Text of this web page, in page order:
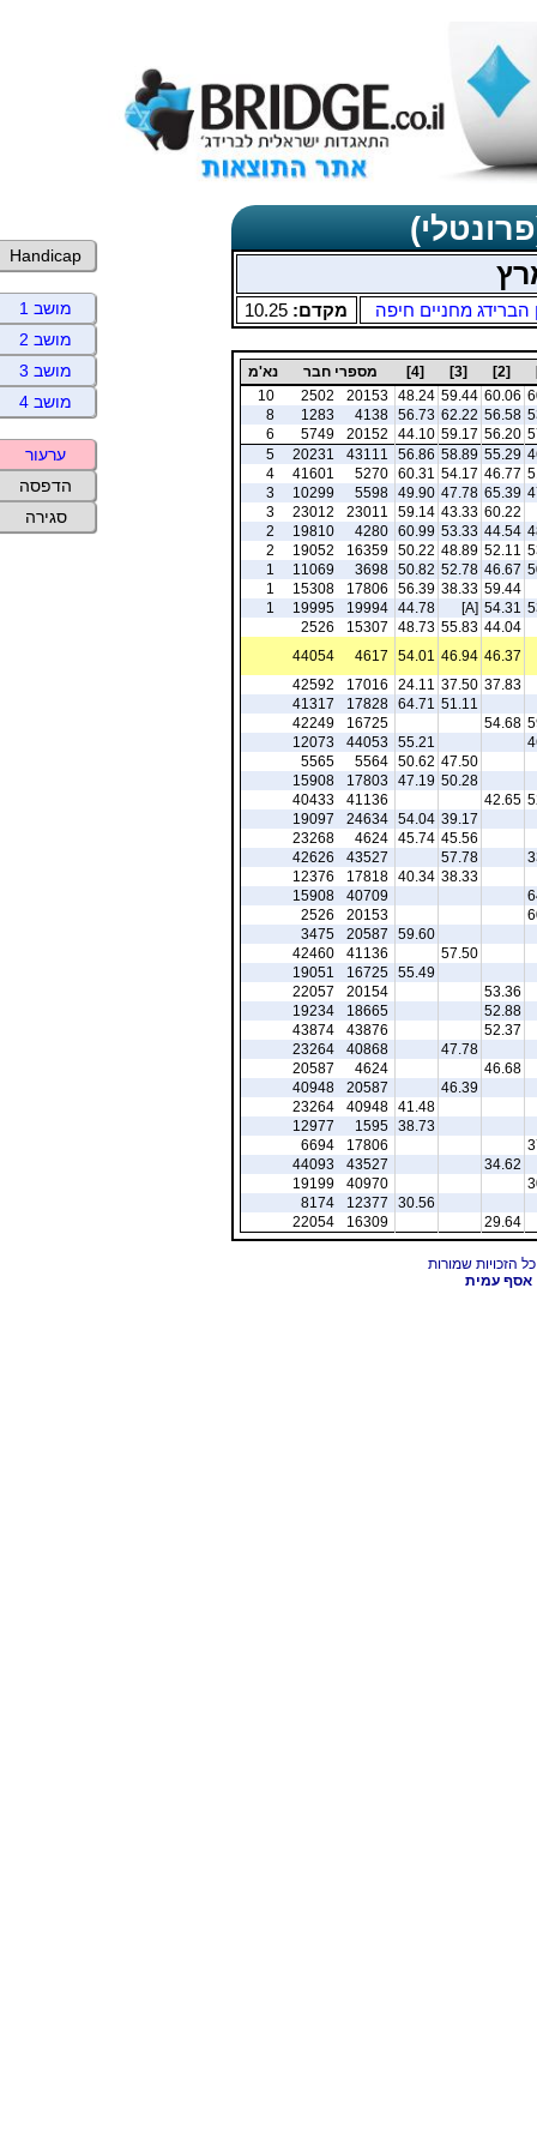
הברידג מחניים חיפה מקדם: 10.25
[2]
[3]
[4] מספרי חבר
נא'מ
60.06
59.44
48.24
20153
2502
10
56.58
62.22
56.73
4138
1283
8
56.20
59.17
44.10
20152
5749
6
55.29
58.89
56.86
43111
20231
5
46.77
54.17
60.31
5270
41601
4
65.39
47.78
49.90
5598
10299
3
60.22
43.33
59.14
23011
23012
3
44.54
53.33
60.99
4280
19810
2
52.11
48.89
50.22
16359
19052
2
46.67
52.78
50.82
3698
11069
1
59.44
38.33
56.39
17806
15308
1
54.31
[A]
44.78
19994
19995
1
44.04
55.83
48.73
15307
2526
46.37
46.94
54.01
4617
44054
37.83
37.50
24.11
17016
42592
51.11
64.71
17828
41317
54.68
16725
42249
55.21
44053
12073
47.50
50.62
5564
5565
50.28
47.19
17803
15908
42.65
41136
40433
39.17
54.04
24634
19097
45.56
45.74
4624
23268
57.78
43527
42626
38.33
40.34
17818
12376
40709
15908
20153
2526
59.60
20587
3475
57.50
41136
42460
55.49
16725
19051
53.36
20154
22057
52.88
18665
19234
52.37
43876
43874
47.78
40868
23264
46.68
4624
20587
46.39
20587
40948
41.48
40948
23264
38.73
1595
12977
17806
6694
34.62
43527
44093
40970
19199
30.56
12377
8174
29.64
16309
22054
אסף עמית
Handicap
מושב 1
מושב 2
מושב 3
מושב 4
ערעור
הדפסה
סגירה